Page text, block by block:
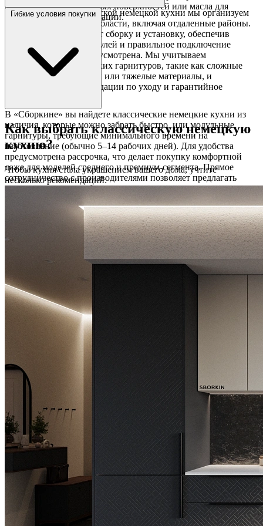
мягкой ткани для матовых поверхностей или масла для
деревянных) и эксплуатации.
После выбора классической немецкой кухни мы организуем
доставку по Москве и области, включая отдаленные районы.
Наши мастера выполнят сборку и установку, обеспечив
точное соединение модулей и правильное подключение
техники, если она предусмотрена. Мы учитываем
особенности классических гарнитуров, такие как сложные
декоративные элементы или тяжелые материалы, и
предоставляем рекомендации по уходу и гарантийное
Гибкие условия покупки
В «Сборкине» вы найдете классические немецкие кухни из
наличия, которые можно забрать быстро, или модульные
гарнитуры, требующие минимального времени на
изготовление (обычно 5–14 рабочих дней). Для удобства
предусмотрена рассрочка, что делает покупку комфортной
даже для моделей среднего и премиум-сегмента. Прямое
сотрудничество с производителями позволяет предлагать
конкурентные цены без наценок.
Как выбрать классическую немецкую
кухню?
Чтобы кухня стала украшением вашего дома, учтите
несколько рекомендаций: